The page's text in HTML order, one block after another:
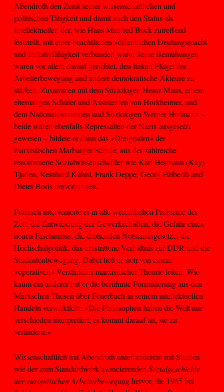
Abendroth den Zenit seiner wissenschaftlichen und
politischen Tätigkeit und damit auch den Status als
Intellektueller, der, wie Hans Manfred Bock zutreffend
feststellt, mit einer beachtlichen »öffentlichen Deutungsmacht
und Initiativfähigkeit verbunden war«. Seine Bemühungen
waren vor allem darauf gerichtet, den linken Flügel der
Arbeiterbewegung und andere demokratische Akteure zu
stärken. Zusammen mit dem Soziologen Heinz Maus, einem
ehemaligen Schüler und Assistenten von Horkheimer, und
dem Nationalökonomen und Soziologen Werner Hofmann –
beide waren ebenfalls Repressalien der Nazis ausgesetzt
gewesen – bildete er dann das »Dreigestirn« der
marxistischen Marburger Schule, aus der zahlreiche
renommierte Sozialwissenschaftler wie Karl Hermann (Kay)
Tjaden, Reinhard Kühnl, Frank Deppe, Georg Fülberth und
Dieter Boris hervorgingen.
Politisch intervenierte er in alle wesentlichen Probleme der
Zeit: die Entwicklung der Gewerkschaften, die Gefahr eines
neuen Faschismus, die drohenden Notstandsgesetze, die
Hochschulpolitik, das umstrittene Verhältnis zur DDR und die
Studentenbewegung. Dabei ließ er sich von einem
»operativen« Verständnis marxistischer Theorie leiten. Wie
kaum ein anderer hat er die berühmte Formulierung aus den
Marxschen Thesen über Feuerbach in seinem intellektuellen
Handeln verwirklicht: »Die Philosophen haben die Welt nur
verschieden interpretiert; es kommt darauf an, sie zu
verändern.«
Wissenschaftlich trat Abendroth unter anderem mit Studien
wie der zum Standardwerk avancierenden Sozialgeschichte
der europäischen Arbeiterbewegunghervor, die 1965 bei